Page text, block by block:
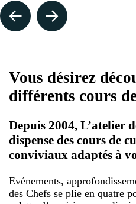
Vous désirez
différents cours
Depuis 2004, L’atelier
dispense des cours de
conviviaux adaptés à
Evénements,
des Chefs se plie en quatre